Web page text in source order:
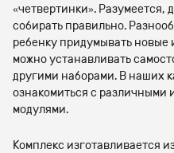
«четвертинки». Разумеется,
собирать правильно.
ребенку придумывать новые
можно устанавливать
другими наборами. В наших
ознакомиться с
модулями.
Комплекс изготавливается